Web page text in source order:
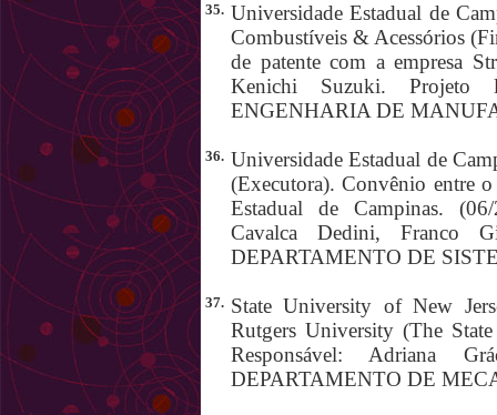
35. Universidade Estadual de
Combustíveis & Acessórios
de patente com a empresa
Kenichi Suzuki. Projeto
ENGENHARIA DE
36. Universidade Estadual de
(Executora). Convênio entre
Estadual de Campinas.
Cavalca Dedini, Franco
DEPARTAMENTO DE
37. State University of New
Rutgers University (The
Responsável: Adriana
DEPARTAMENTO DE